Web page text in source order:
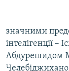
значними
інтелігенції –
Абдурешидом